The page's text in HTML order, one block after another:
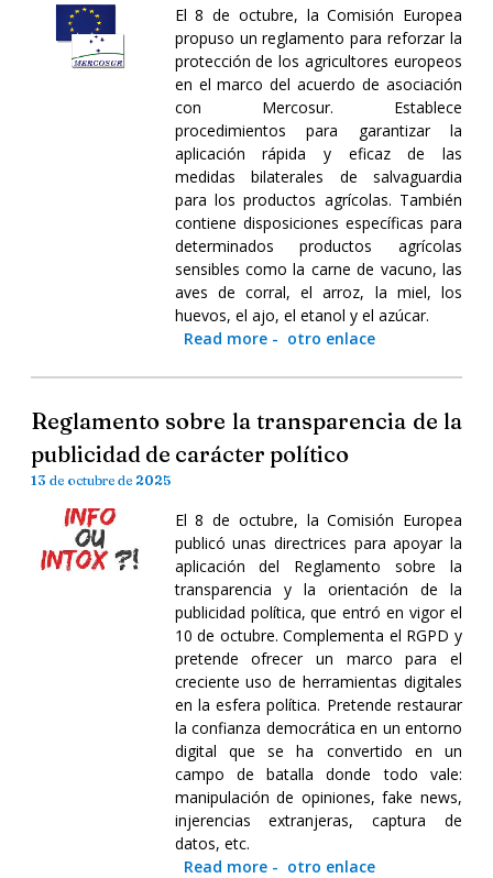
El 8 de octubre, la Comisión Europea
propuso un reglamento para reforzar la
protección de los agricultores europeos
en el marco del acuerdo de asociación
con Mercosur. Establece
procedimientos para garantizar la
aplicación rápida y eficaz de las
medidas bilaterales de salvaguardia
para los productos agrícolas. También
contiene disposiciones específicas para
determinados productos agrícolas
sensibles como la carne de vacuno, las
aves de corral, el arroz, la miel, los
huevos, el ajo, el etanol y el azúcar.
Read more- otro enlace
Reglamento sobre la transparencia de la
publicidad de carácter político
13 de octubre de 2025
El 8 de octubre, la Comisión Europea
publicó unas directrices para apoyar la
aplicación del Reglamento sobre la
transparencia y la orientación de la
publicidad política, que entró en vigor el
10 de octubre. Complementa el RGPD y
pretende ofrecer un marco para el
creciente uso de herramientas digitales
en la esfera política. Pretende restaurar
la confianza democrática en un entorno
digital que se ha convertido en un
campo de batalla donde todo vale:
manipulación de opiniones, fake news,
injerencias extranjeras, captura de
datos, etc.
Read more- otro enlace